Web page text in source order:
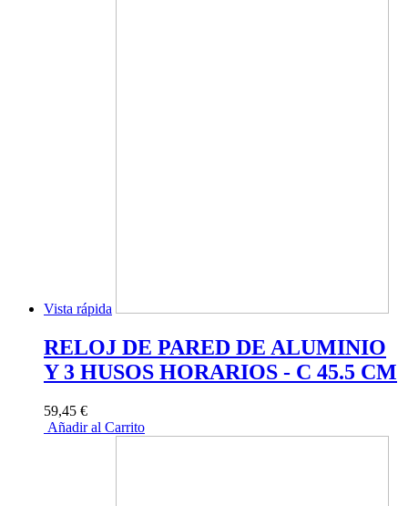
Vista rápida
RELOJ DE PARED DE ALUMINIO
Y 3 HUSOS HORARIOS - C 45.5 CM
59,45 €
Añadir al Carrito